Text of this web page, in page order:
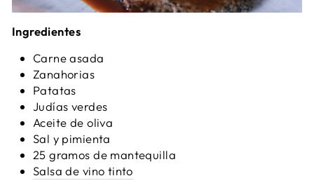
Ingredientes
Carne asada
Zanahorias
Patatas
Judías verdes
Aceite de oliva
Sal y pimienta
25 gramos de mantequilla
Salsa de vino tinto